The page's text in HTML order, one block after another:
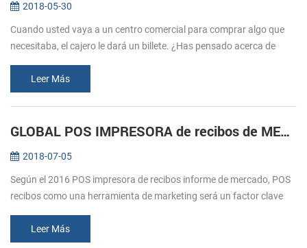
2018-05-30
Cuando usted vaya a un centro comercial para comprar algo que
necesitaba, el cajero le dará un billete. ¿Has pensado acerca de
impresión, e...
Leer Más
GLOBAL POS IMPRESORA de recibos de MERCADO durante previsión 2016-2020
2018-07-05
Según el 2016 POS impresora de recibos informe de mercado, POS
recibos como una herramienta de marketing será un factor clave
hostelería sec...
Leer Más